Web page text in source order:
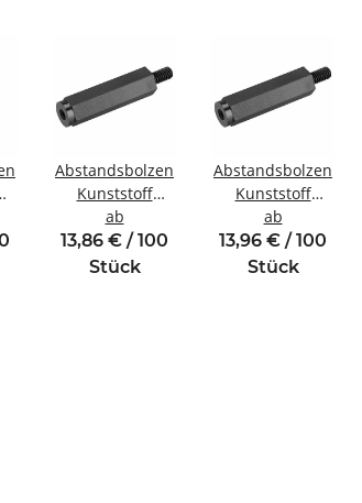
Abstandsbolzen
Kunststoff
Innen/Außengewinde
M4 SW8
ab
13,86 € / 100
Stück
Abstandsbolzen
Kunststoff
Innen/Außengewinde
M3 SW6
ab
13,96 € / 100
Stück